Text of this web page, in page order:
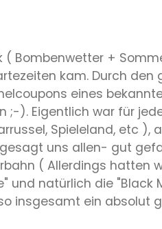
( Bombenwetter +
kam. Durch den
eines
). Eigentlich war für
Spieleland, etc ),
uns allen- gut
( Allerdings hatten
und natürlich die "Black
insgesamt ein absolut